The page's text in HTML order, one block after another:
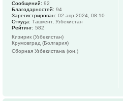
Сообщений: 92
Благодарностей: 94
Зарегистрирован: 02 апр 2024, 08:10
Откуда: Ташкент, Узбекистан
Рейтинг: 582
Кизирик (Узбекистан)
Крумовград (Болгария)
Сборная Узбекистана (юн.)